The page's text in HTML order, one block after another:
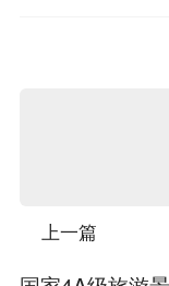
上一篇